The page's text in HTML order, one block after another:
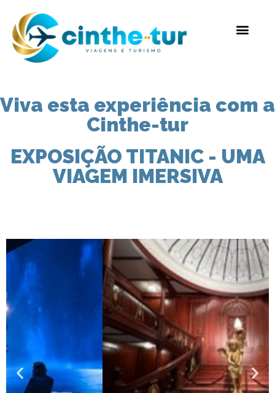
Viva esta experiência com a
Cinthe-tur
EXPOSIÇÃO TITANIC - UMA
VIAGEM IMERSIVA